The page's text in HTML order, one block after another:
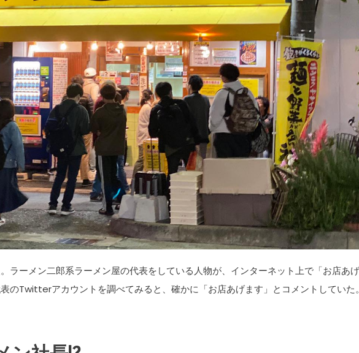
ラーメン二郎系ラーメン屋の代表をしている人物が、インターネット上で「お店あ
のTwitterアカウントを調べてみると、確かに「お店あげます」とコメントしていた